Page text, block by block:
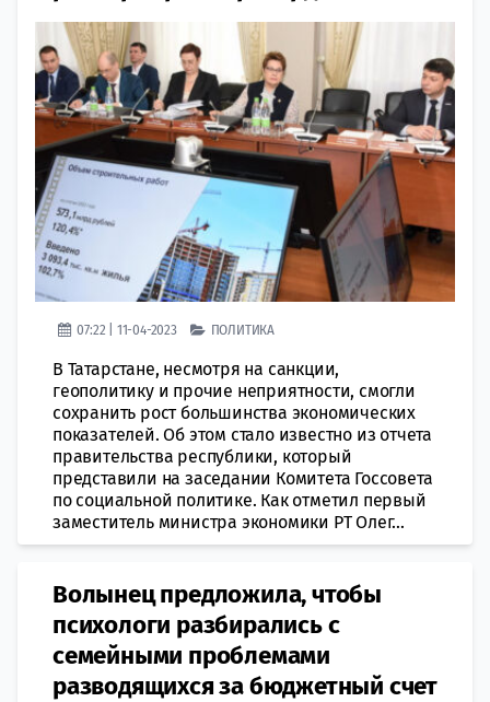
07:22 | 11-04-2023 ПОЛИТИКА
В Татарстане, несмотря на санкции,
геополитику и прочие неприятности, смогли
сохранить рост большинства экономических
показателей. Об этом стало известно из отчета
правительства республики, который
представили на заседании Комитета Госсовета
по социальной политике. Как отметил первый
заместитель министра экономики РТ Олег...
Волынец предложила, чтобы
психологи разбирались с
семейными проблемами
разводящихся за бюджетный счет